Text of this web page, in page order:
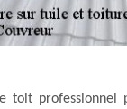
toit professionnel